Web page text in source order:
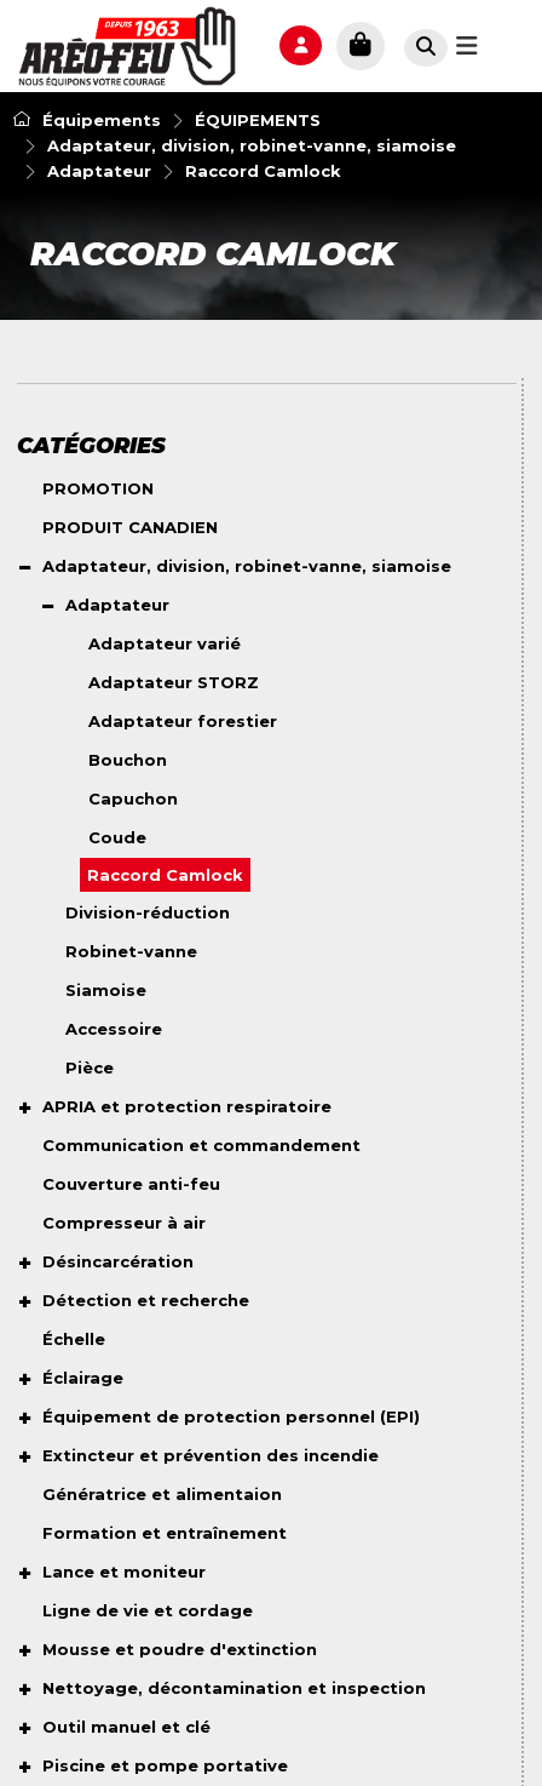
Équipements
ÉQUIPEMENTS
Adaptateur, division, robinet-vanne, siamoise
Adaptateur
Raccord Camlock
RACCORD CAMLOCK
CATÉGORIES
PROMOTION
PRODUIT CANADIEN
Adaptateur, division, robinet-vanne, siamoise
Adaptateur
Adaptateur varié
Adaptateur STORZ
Adaptateur forestier
Bouchon
Capuchon
Coude
Raccord Camlock
Division-réduction
Robinet-vanne
Siamoise
Accessoire
Pièce
APRIA et protection respiratoire
Communication et commandement
Couverture anti-feu
Compresseur à air
Désincarcération
Détection et recherche
Échelle
Éclairage
Équipement de protection personnel (EPI)
Extincteur et prévention des incendie
Génératrice et alimentaion
Formation et entraînement
Lance et moniteur
Ligne de vie et cordage
Mousse et poudre d'extinction
Nettoyage, décontamination et inspection
Outil manuel et clé
Piscine et pompe portative